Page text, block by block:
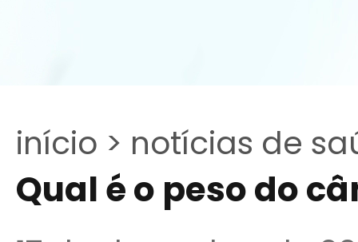
início > notícias de
Qual é o peso do